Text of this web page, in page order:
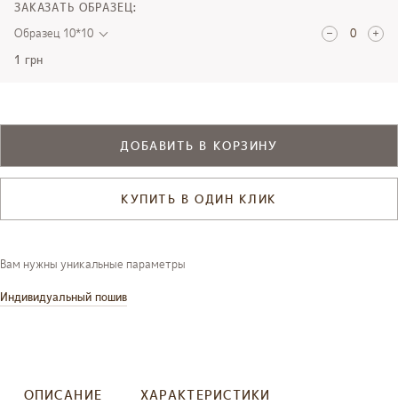
ЗАКАЗАТЬ ОБРАЗЕЦ:
Образец 10*10
1 грн
ДОБАВИТЬ В КОРЗИНУ
КУПИТЬ В ОДИН КЛИК
Вам нужны уникальные параметры
Индивидуальный пошив
ОПИСАНИЕ
ХАРАКТЕРИСТИКИ